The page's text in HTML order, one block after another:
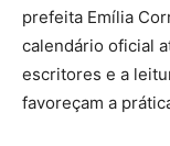
prefeita Emília
calendário oficial
escritores e a
favoreçam a